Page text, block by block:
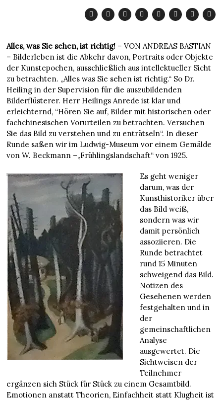
Alles, was Sie sehen, ist richtig! – VON ANDREAS BASTIAN
– Bilderleben ist die Abkehr davon, Portraits oder Objekte
der Kunstepochen, ausschließlich aus intellektueller Sicht
zu betrachten. „Alles was Sie sehen ist richtig.“ So Dr.
Heiling in der Supervision für die auszubildenden
Bilderflüsterer. Herr Heilings Anrede ist klar und
erleichternd, “Hören Sie auf, Bilder mit historischen oder
fachchinesischen Vorurteilen zu betrachten. Versuchen
Sie das Bild zu verstehen und zu enträtseln“. In dieser
Runde saßen wir im Ludwig-Museum vor einem Gemälde
von W. Beckmann –„Frühlingslandschaft“ von 1925.
Es geht weniger
darum, was der
Kunsthistoriker über
das Bild weiß,
sondern was wir
damit persönlich
assoziieren. Die
Runde betrachtet
rund 15 Minuten
schweigend das Bild.
Notizen des
Gesehenen werden
festgehalten und in
der
gemeinschaftlichen
Analyse
ausgewertet. Die
Sichtweisen der
Teilnehmer
ergänzen sich Stück für Stück zu einem Gesamtbild.
Emotionen anstatt Theorien, Einfachheit statt Klugheit ist